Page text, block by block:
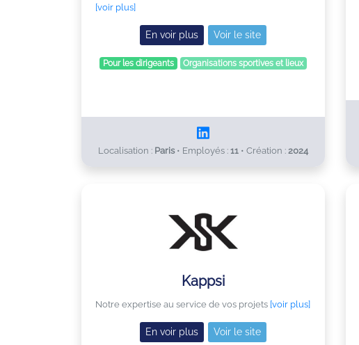
[voir plus]
En voir plus Voir le site
Pour les dirigeants Organisations sportives et lieux
Localisation : Paris • Employés : 11 • Création : 2024
Kappsi
Notre expertise au service de vos projets [voir plus]
En voir plus Voir le site